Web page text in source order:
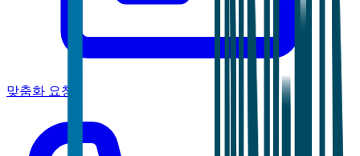
맞춤화 요청